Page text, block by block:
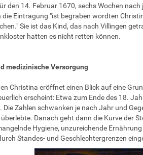
den 14. Februar 1670, sechs Wochen
Eintragung "ist begraben wordten
Sie ist das Kind, das nach Villingen
hatten es nicht retten können.
medizinische Versorgung
Christina eröffnet einen Blick auf eine
erscheint: Etwa zum Ende des 18.
Zahlen schwanken je nach Jahr und
Danach geht dann die Kurve der
Hygiene, unzureichende
Standes- und Geschlechtergrenzen